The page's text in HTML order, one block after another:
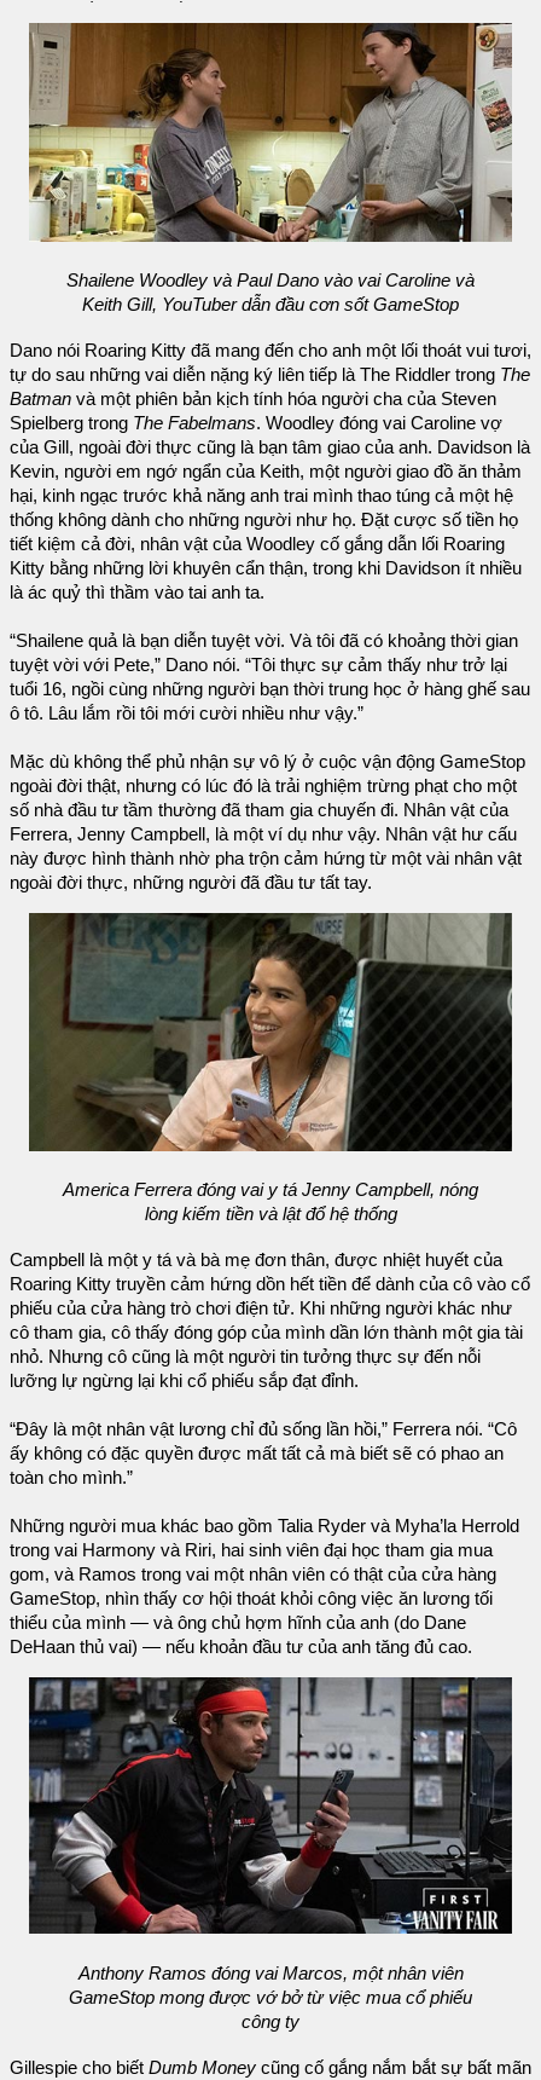
Shailene Woodley và Paul Dano vào vai Caroline và
Keith Gill, YouTuber dẫn đầu cơn sốt GameStop
Dano nói Roaring Kitty đã mang đến cho anh một lối thoát vui tươi,
tự do sau những vai diễn nặng ký liên tiếp là The Riddler trong The
Batman và một phiên bản kịch tính hóa người cha của Steven
Spielberg trong The Fabelmans. Woodley đóng vai Caroline vợ
của Gill, ngoài đời thực cũng là bạn tâm giao của anh. Davidson là
Kevin, người em ngớ ngẩn của Keith, một người giao đồ ăn thảm
hại, kinh ngạc trước khả năng anh trai mình thao túng cả một hệ
thống không dành cho những người như họ. Đặt cược số tiền họ
tiết kiệm cả đời, nhân vật của Woodley cố gắng dẫn lối Roaring
Kitty bằng những lời khuyên cẩn thận, trong khi Davidson ít nhiều
là ác quỷ thì thầm vào tai anh ta.
“Shailene quả là bạn diễn tuyệt vời. Và tôi đã có khoảng thời gian
tuyệt vời với Pete,” Dano nói. “Tôi thực sự cảm thấy như trở lại
tuổi 16, ngồi cùng những người bạn thời trung học ở hàng ghế sau
ô tô. Lâu lắm rồi tôi mới cười nhiều như vậy.”
Mặc dù không thể phủ nhận sự vô lý ở cuộc vận động GameStop
ngoài đời thật, nhưng có lúc đó là trải nghiệm trừng phạt cho một
số nhà đầu tư tầm thường đã tham gia chuyến đi. Nhân vật của
Ferrera, Jenny Campbell, là một ví dụ như vậy. Nhân vật hư cấu
này được hình thành nhờ pha trộn cảm hứng từ một vài nhân vật
ngoài đời thực, những người đã đầu tư tất tay.
America Ferrera đóng vai y tá Jenny Campbell, nóng
lòng kiếm tiền và lật đổ hệ thống
Campbell là một y tá và bà mẹ đơn thân, được nhiệt huyết của
Roaring Kitty truyền cảm hứng dồn hết tiền để dành của cô vào cổ
phiếu của cửa hàng trò chơi điện tử. Khi những người khác như
cô tham gia, cô thấy đóng góp của mình dần lớn thành một gia tài
nhỏ. Nhưng cô cũng là một người tin tưởng thực sự đến nỗi
lưỡng lự ngừng lại khi cổ phiếu sắp đạt đỉnh.
“Đây là một nhân vật lương chỉ đủ sống lần hồi,” Ferrera nói. “Cô
ấy không có đặc quyền được mất tất cả mà biết sẽ có phao an
toàn cho mình.”
Những người mua khác bao gồm Talia Ryder và Myha’la Herrold
trong vai Harmony và Riri, hai sinh viên đại học tham gia mua
gom, và Ramos trong vai một nhân viên có thật của cửa hàng
GameStop, nhìn thấy cơ hội thoát khỏi công việc ăn lương tối
thiểu của mình — và ông chủ hợm hĩnh của anh (do Dane
DeHaan thủ vai) — nếu khoản đầu tư của anh tăng đủ cao.
Anthony Ramos đóng vai Marcos, một nhân viên
GameStop mong được vớ bở từ việc mua cổ phiếu
công ty
Gillespie cho biết Dumb Money cũng cố gắng nắm bắt sự bất mãn